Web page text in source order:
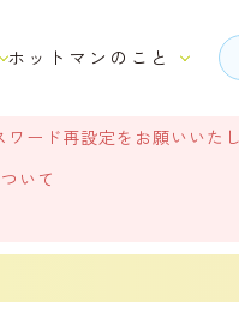
ホットマンのこと
ード再設定をお願いいたし
いて